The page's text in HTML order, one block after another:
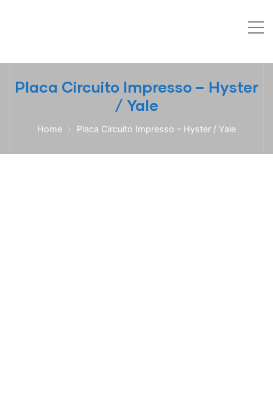
Placa Circuito Impresso – Hyster
/ Yale
Home Placa Circuito Impresso – Hyster / Yale